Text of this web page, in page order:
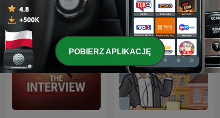
państwowa
POBIERZ APLIKACJĘ